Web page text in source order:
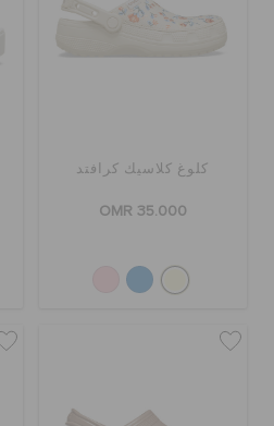
كلوغ كلاسيك كرافتد
OMR 35.000